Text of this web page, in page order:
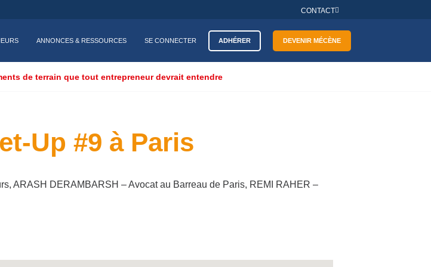
CONTACT
ANNONCES & RESSOURCES SE CONNECTER ADHÉRER DEVENIR MÉCÈNE
de terrain que tout entrepreneur devrait entendre
Up #9 à Paris
ARASH DERAMBARSH – Avocat au Barreau de Paris, REMI RAHER –